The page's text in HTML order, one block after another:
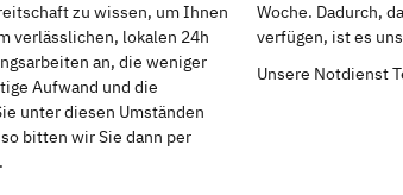
zu wissen, um Ihnen
verlässlichen, lokalen 24h
an, die weniger
Aufwand und die
unter diesen Umständen
bitten wir Sie dann per
Woche. Dadurch,
verfügen, ist es
Unsere Notdienst